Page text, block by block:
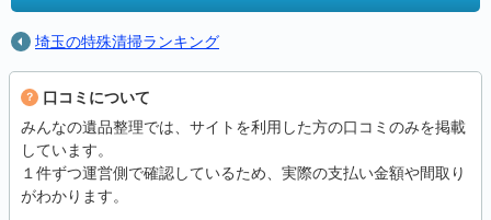
埼玉の特殊清掃ランキング
口コミについて
みんなの遺品整理では、サイトを利用した方の口コミのみを掲載
しています。
１件ずつ運営側で確認しているため、実際の支払い金額や間取り
がわかります。